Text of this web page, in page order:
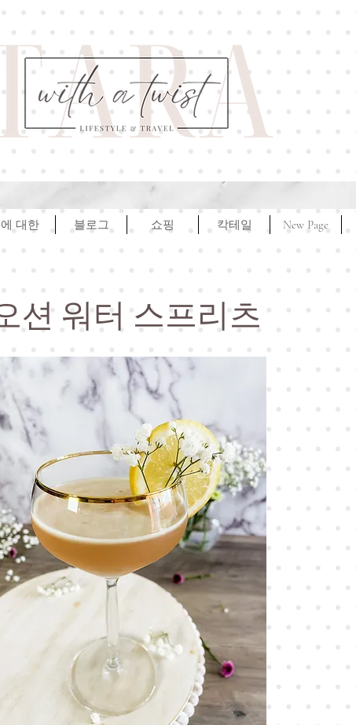
에 대한 블로그 쇼핑 칵테일 New Page
션 워터 스프리츠